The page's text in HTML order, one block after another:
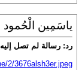
ياسَمِين الْحُمود
رد: رسالة لم تصل إليه
2/3676alsh3er.jpeg